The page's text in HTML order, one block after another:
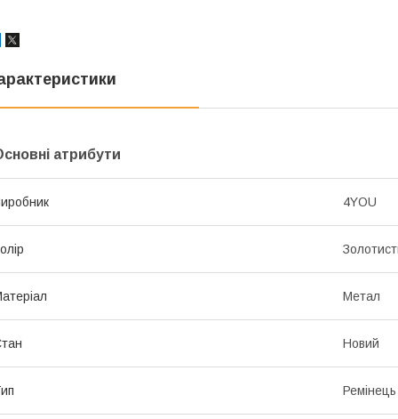
атрибути
4YOU
Метал
Новий
Ремінець